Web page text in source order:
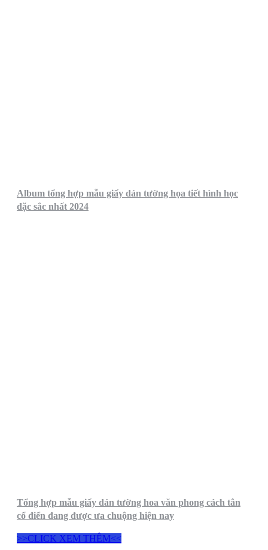
Album tổng hợp mẫu giấy dán tường họa tiết hình học
đặc sắc nhất 2024
Tổng hợp mẫu giấy dán tường hoa văn phong cách tân
cổ điển đang được ưa chuộng hiện nay
>>CLICK XEM THÊM<<